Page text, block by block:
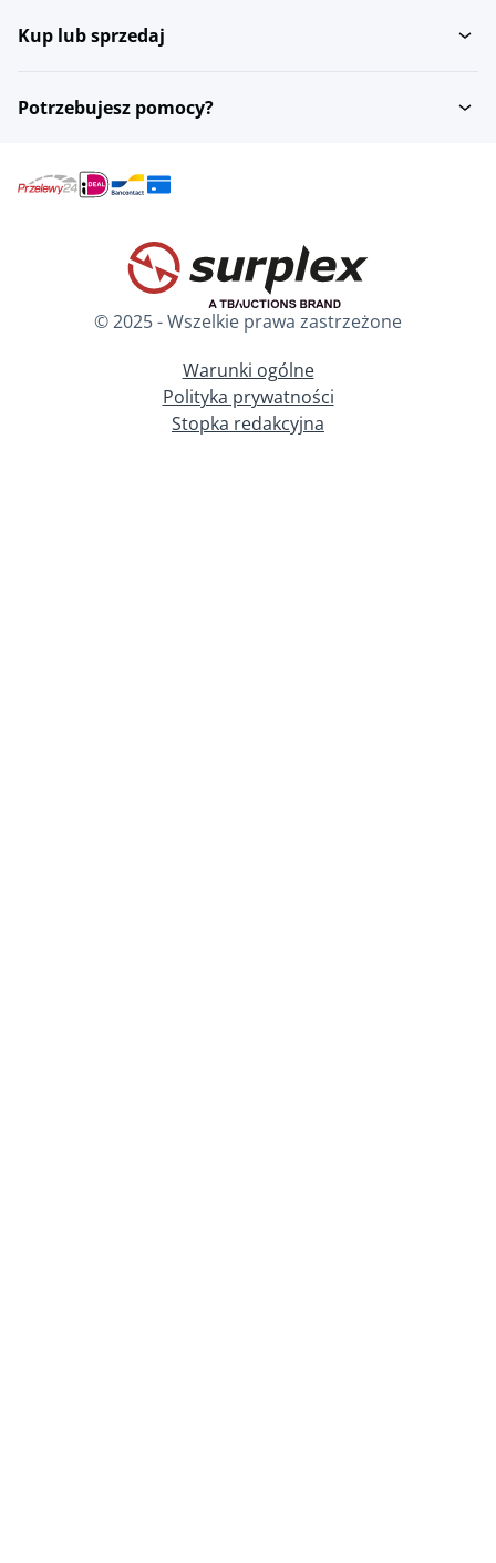
Kup lub sprzedaj
Potrzebujesz pomocy?
© 2025 - Wszelkie prawa zastrzeżone
Warunki ogólne
Polityka prywatności
Stopka redakcyjna